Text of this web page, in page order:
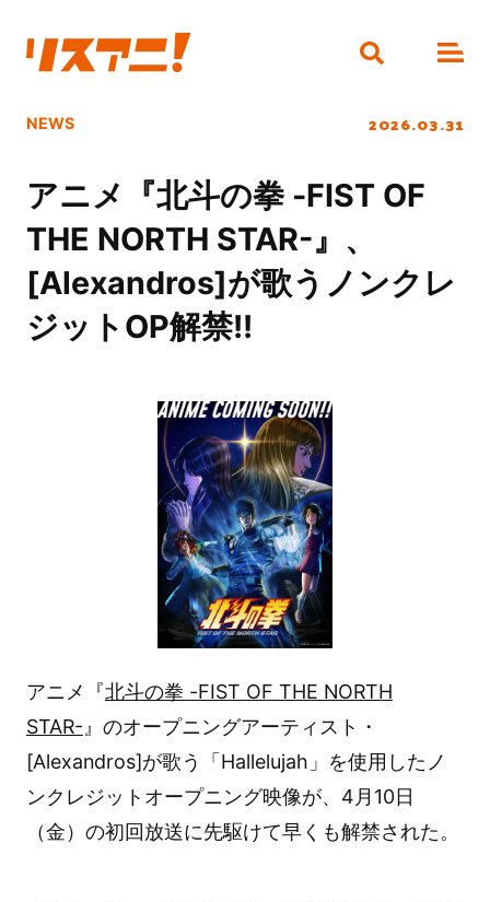
NEWS 2026.03.31
アニメ『北斗の拳 -FIST OF
THE NORTH STAR-』、
[Alexandros]が歌うノンクレ
ジットOP解禁!!
アニメ『北斗の拳 -FIST OF THE NORTH
STAR- 』のオープニングアーティスト・
[Alexandros]が歌う「Hallelujah」を使用したノ
ンクレジットオープニング映像が、4月10日
（金）の初回放送に先駆けて早くも解禁された。